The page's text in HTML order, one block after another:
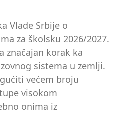
Vlade Srbije o
za školsku 2026/2027.
značajan korak ka
sistema u zemlji.
većem broju
visokom
onima iz